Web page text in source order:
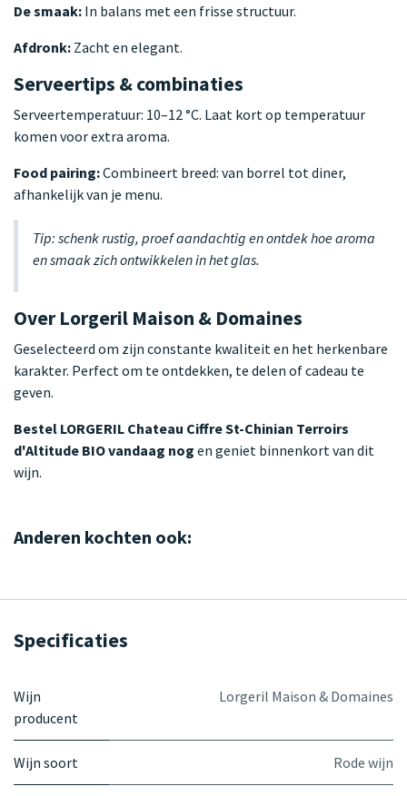
De smaak: In balans met een frisse structuur.
Afdronk: Zacht en elegant.
Serveertips & combinaties
Serveertemperatuur: 10–12 °C. Laat kort op temperatuur
komen voor extra aroma.
Food pairing:Combineert breed: van borrel tot diner,
afhankelijk van je menu.
Tip: schenk rustig, proef aandachtig en ontdek hoe aroma
en smaak zich ontwikkelen in het glas.
Over Lorgeril Maison & Domaines
Geselecteerd om zijn constante kwaliteit en het herkenbare
karakter. Perfect om te ontdekken, te delen of cadeau te
geven.
Bestel LORGERIL Chateau Ciffre St-Chinian Terroirs
d'Altitude BIO vandaag nog en geniet binnenkort van dit
wijn.
Anderen kochten ook:
Specificaties
Wijn
producent
Lorgeril Maison & Domaines
Wijn soort Rode wijn